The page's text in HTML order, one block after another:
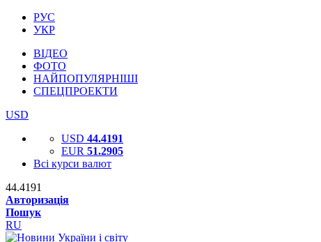
РУС
УКР
ВІДЕО
ФОТО
НАЙПОПУЛЯРНІШІ
СПЕЦПРОЕКТИ
USD
USD 44.4191
EUR 51.2905
Всі курси валют
44.4191
Авторизація
Пошук
RU